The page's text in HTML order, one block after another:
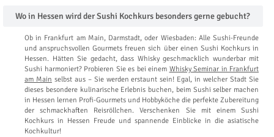
Wo in Hessen wird der Sushi Kochkurs besonders gerne gebucht?
Ob in Frankfurt am Main, Darmstadt, oder Wiesbaden: Alle Sushi-Freunde
und anspruchsvollen Gourmets freuen sich über einen Sushi Kochkurs in
Hessen. Hätten Sie gedacht, dass Whisky geschmacklich wunderbar mit
Sushi harmoniert? Probieren Sie es bei einem Whisky Seminar in Frankfurt
am Main selbst aus – Sie werden erstaunt sein! Egal, in welcher Stadt Sie
dieses besondere kulinarische Erlebnis buchen, beim Sushi selber machen
in Hessen lernen Profi-Gourmets und Hobbyköche die perfekte Zubereitung
der schmackhaften Reisröllchen. Verschenken Sie mit einem Sushi
Kochkurs in Hessen Freude und spannende Einblicke in die asiatische
Kochkultur!